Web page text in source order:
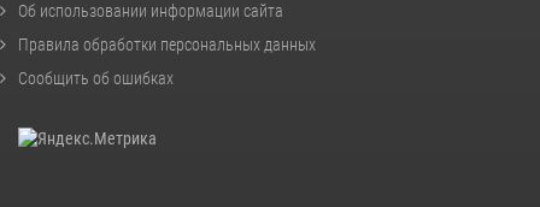
Об использовании информации сайта
Правила обработки персональных данных
Сообщить об ошибках